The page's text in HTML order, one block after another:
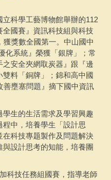
科學工藝博物館舉辦的112
國賽』資訊科技組與科技
獎數全國第一。中山國中
化系統』榮獲「銀牌」；常
安全夾網取炭器』跟『邊
料「銅牌」；錦和高中國
壅塞問題』摘下國中資訊
生的生活需求及學習興趣
中，培養學生「設計思
科技專题製作及問題解決
設計思考的知能，培養團
科技任務組國賽，指導老師